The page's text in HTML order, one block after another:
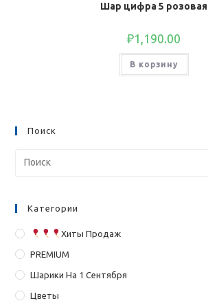
Шар цифра 5 розовая
₽1,190.00
В корзину
Поиск
Категории
Хиты Продаж
PREMIUM
Шарики На 1 Сентября
Цветы